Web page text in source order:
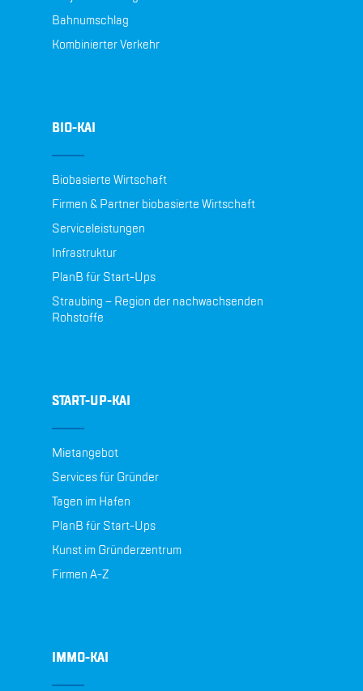
Bahnumschlag
Kombinierter Verkehr
BIO-KAI
Biobasierte Wirtschaft
Firmen & Partner biobasierte Wirtschaft
Serviceleistungen
Infrastruktur
PlanB für Start-Ups
Straubing – Region der nachwachsenden
Rohstoffe
START-UP-KAI
Mietangebot
Services für Gründer
Tagen im Hafen
PlanB für Start-Ups
Kunst im Gründerzentrum
Firmen A-Z
IMMO-KAI